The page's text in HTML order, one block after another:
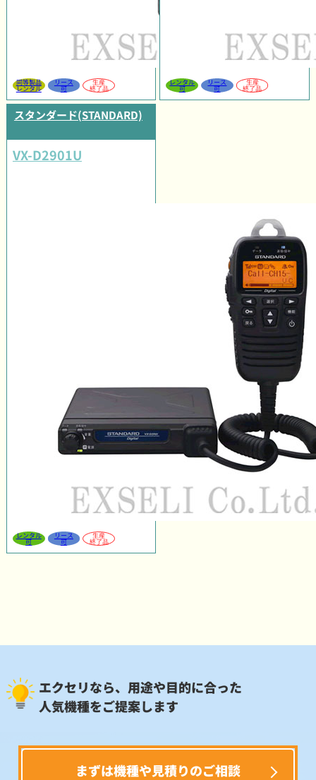
同等製品
レンタル
リース
可
生産
終了品
レンタル
可
リース
可
生産
終了品
スタンダード(STANDARD)
VX-D2901U
レンタル
可
リース
可
生産
終了品
エクセリなら、用途や目的に合った
人気機種をご提案します
まずは機種や見積りのご相談